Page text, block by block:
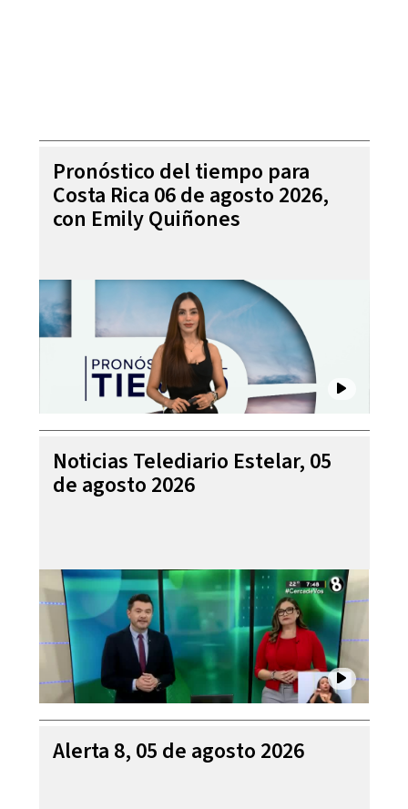
Pronóstico del tiempo para
Costa Rica 06 de agosto 2026,
con Emily Quiñones
Noticias Telediario Estelar, 05
de agosto 2026
Alerta 8, 05 de agosto 2026